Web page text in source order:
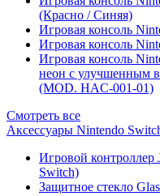
(Красно / Синяя)
Игровая консоль
Игровая консоль
Игровая консоль
неон с улучшенным
(MOD. HAC-001-01)
Смотреть все
Аксессуары Nintendo
Игровой
Switch)
Защитное стекло